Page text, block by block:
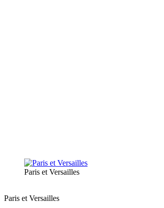
Paris et Versailles
Paris et Versailles